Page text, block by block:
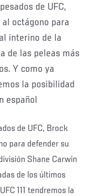
octágono para
interino de la
de las peleas más
Y como ya
la posibilidad
español
de UFC, Brock
para defender su
Shane Carwin
de los últimos
111 tendremos la